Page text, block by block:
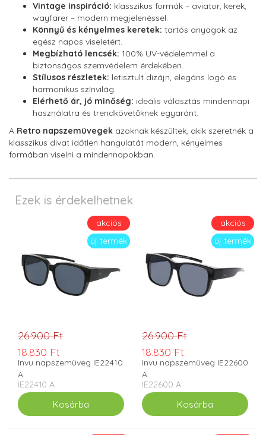
Vintage inspiráció: klasszikus formák – aviator, kerek,
wayfarer – modern megjelenéssel.
Könnyű és kényelmes keretek: tartós anyagok az
egész napos viseletért.
Megbízható lencsék: 100% UV-védelemmel a
biztonságos szemvédelem érdekében.
Stílusos részletek: letisztult dizájn, elegáns logó és
harmonikus színvilág.
Elérhető ár, jó minőség: ideális választás mindennapi
használatra és trendkövetőknek egyaránt.
A Retro napszemüvegek azoknak készültek, akik szeretnék a
klasszikus divat időtlen hangulatát modern, kényelmes
formában viselni a mindennapokban.
Ezek is érdekelhetnek
akciós
új termék
26.900 Ft
18.830 Ft
Invu napszemüveg IE22410
A
IE22410 A
akciós
új termék
26.900 Ft
18.830 Ft
Invu napszemüveg IE22600
A
IE22600 A